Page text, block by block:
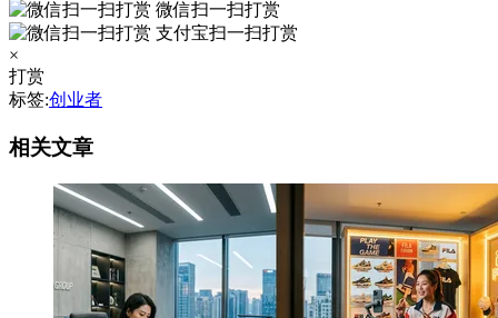
微信扫一扫打赏
支付宝扫一扫打赏
×
打赏
标签:创业者
相关文章